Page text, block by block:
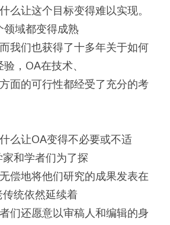
么让这个目标变得难以实现。
领域都变得成熟
我们也获得了十多年关于如何
，OA在技术、
面的可行性都经受了充分的考
么让OA变得不必要或不适
家和学者们为了探
偿地将他们研究的成果发表在
传统依然延续着
们还愿意以审稿人和编辑的身